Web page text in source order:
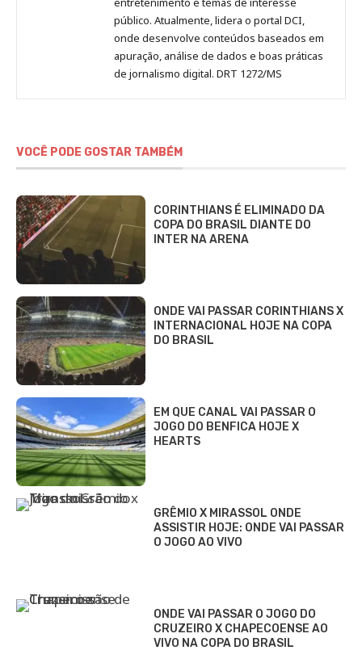
público. Atualmente, lidera o portal DCI,
onde desenvolve conteúdos baseados em
apuração, análise de dados e boas práticas
de jornalismo digital. DRT 1272/MS
VOCÊ PODE GOSTAR TAMBÉM
CORINTHIANS É ELIMINADO DA
COPA DO BRASIL DIANTE DO
INTER NA ARENA
ONDE VAI PASSAR CORINTHIANS X
INTERNACIONAL HOJE NA COPA
DO BRASIL
EM QUE CANAL VAI PASSAR O
JOGO DO BENFICA HOJE X
HEARTS
GRÊMIO X MIRASSOL ONDE
ASSISTIR HOJE: ONDE VAI PASSAR
O JOGO AO VIVO
ONDE VAI PASSAR O JOGO DO
CRUZEIRO X CHAPECOENSE AO
VIVO NA COPA DO BRASIL